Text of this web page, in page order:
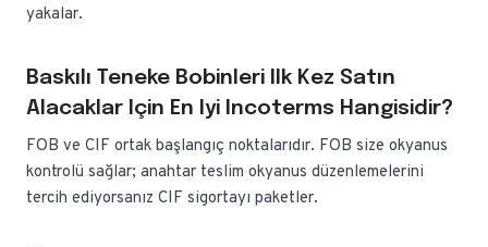
yakalar.
Baskılı Teneke Bobinleri Ilk Kez Satın
Alacaklar Için En Iyi Incoterms Hangisidir?
FOB ve CIF ortak başlangıç noktalarıdır. FOB size okyanus
kontrolü sağlar; anahtar teslim okyanus düzenlemelerini
tercih ediyorsanız CIF sigortayı paketler.